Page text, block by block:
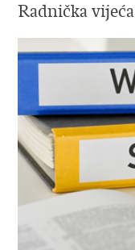
Radnička vijeća